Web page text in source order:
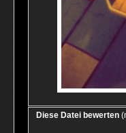
Diese Datei bewerten